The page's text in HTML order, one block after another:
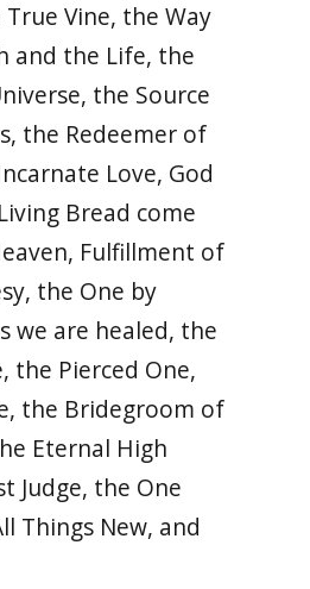
Vine, the Way
and the Life, the
the Source
the Redeemer of
Love, God
Bread come
Fulfillment of
the One by
we are healed, the
the Pierced One,
the Bridegroom of
Eternal High
Judge, the One
Things New, and